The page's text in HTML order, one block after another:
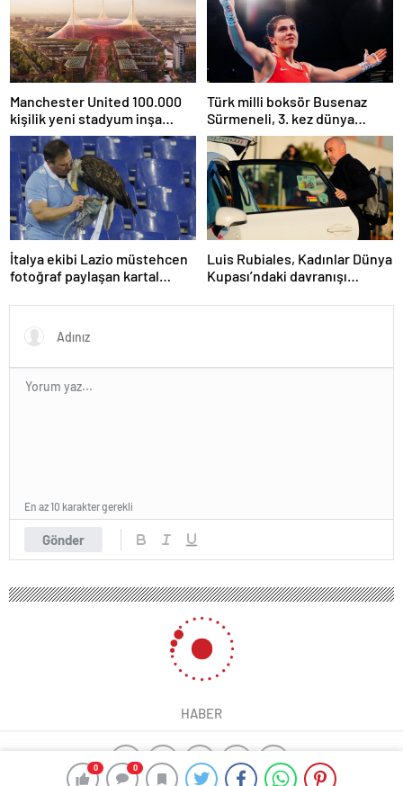
0 0
Manchester United 100.000
kişilik yeni stadyum inşa
etmeyi planlıyor
Türk milli boksör Busenaz
Sürmeneli, 3. kez dünya
şampiyonu oldu
İtalya ekibi Lazio müstehcen
fotoğraf paylaşan kartal
Luis Rubiales, Kadınlar Dünya
Kupası’ndaki davranışı
suçlu bulundu
Gönder
En az 10 karakter gerekli
HABER